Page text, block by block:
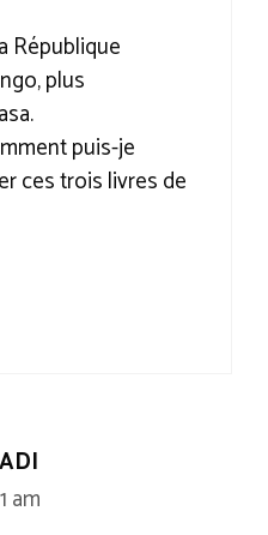
République
plus
puis-je
ces trois livres de
am